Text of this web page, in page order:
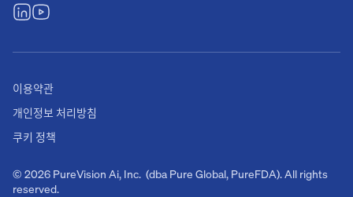
© 2026 PureVision Ai, Inc. (dba Pure Global, PureFDA). All rights
reserved.
이용약관
개인정보 처리방침
쿠키 정책